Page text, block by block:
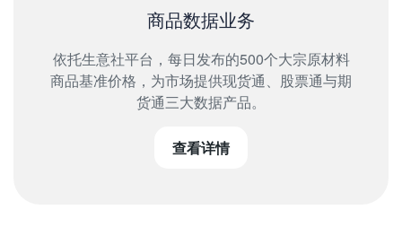
商品数据业务
依托生意社平台，每日发布的500个大宗原材料
商品基准价格，为市场提供现货通、股票通与期
货通三大数据产品。
查看详情